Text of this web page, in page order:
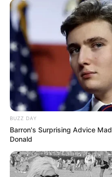
BUZZ DAY
Barron's Surprising Advice
Donald